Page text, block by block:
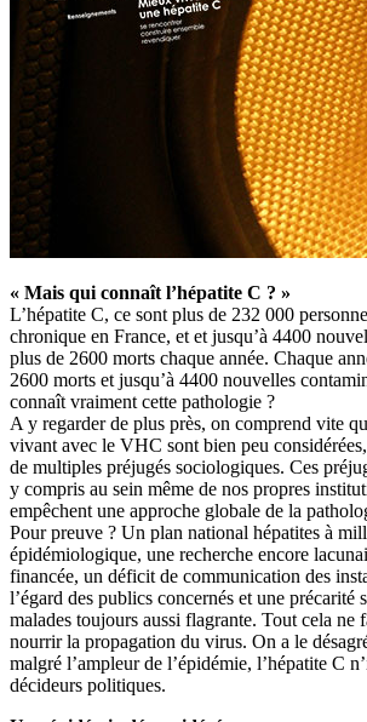
« Mais qui connaît l’hépatite C ? »
L’hépatite C, ce sont plus de 232 000
chronique en France, et et jusqu’à 4400
plus de 2600 morts chaque année. Chaque
2600 morts et jusqu’à 4400 nouvelles
connaît vraiment cette pathologie ?
A y regarder de plus près, on comprend vite
vivant avec le VHC sont bien peu
de multiples préjugés sociologiques. Ces
y compris au sein même de nos propres
empêchent une approche globale de la
Pour preuve ? Un plan national hépatites à
épidémiologique, une recherche encore
financée, un déficit de communication des
l’égard des publics concernés et une précarité
malades toujours aussi flagrante. Tout cela ne
nourrir la propagation du virus. On a le
malgré l’ampleur de l’épidémie, l’hépatite C
décideurs politiques.